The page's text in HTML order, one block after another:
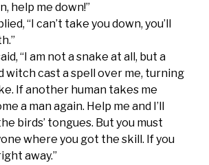
help me down!”
“I can’t take you down, you’ll
“I am not a snake at all, but a
witch cast a spell over me, turning
If another human takes me
a man again. Help me and I’ll
birds’ tongues. But you must
where you got the skill. If you
away.”